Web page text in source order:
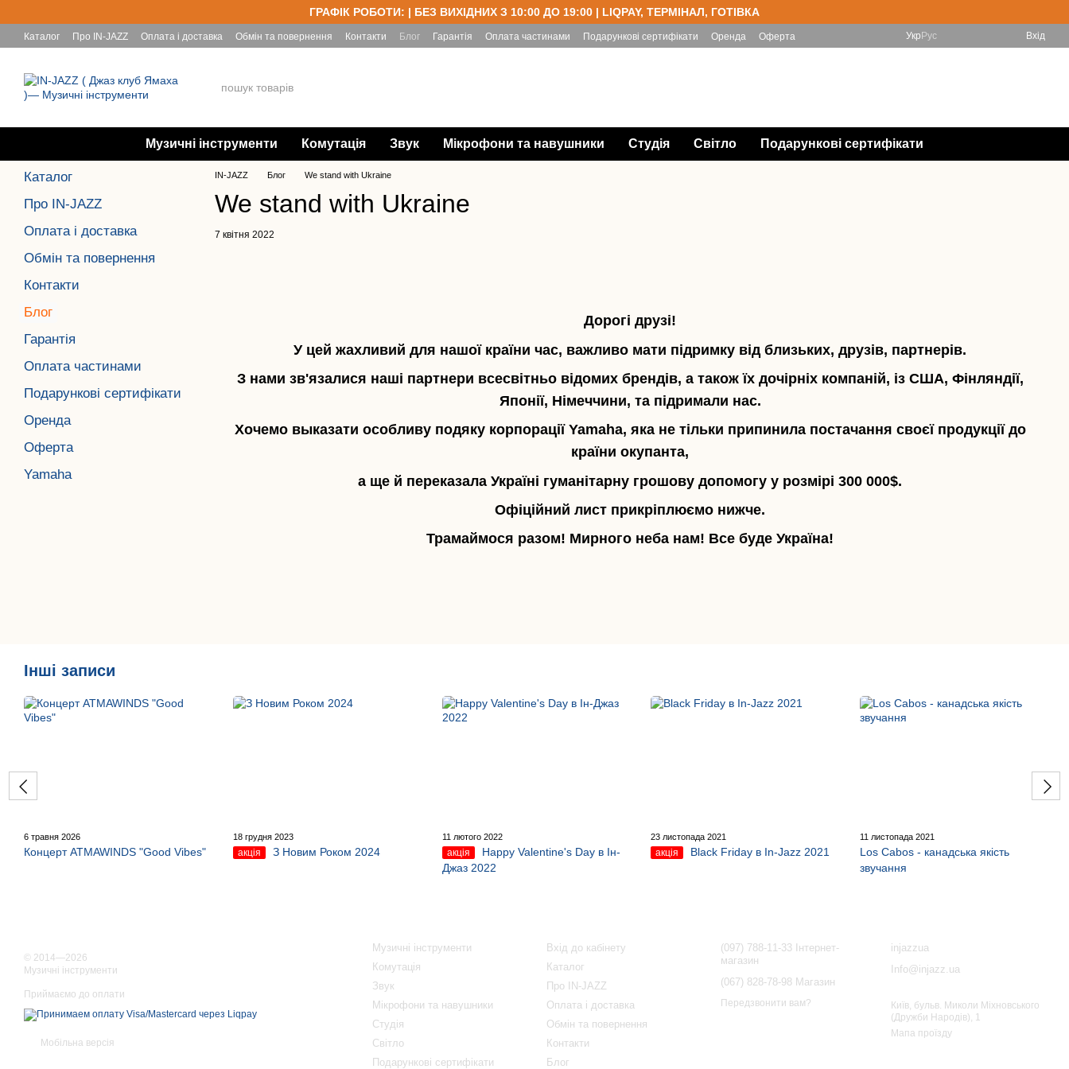
ГРАФІК РОБОТИ: | БЕЗ ВИХІДНИХ З 10:00 ДО 19:00 | LIQPAY, ТЕРМІНАЛ, ГОТІВКА
Каталог Про IN-JAZZ Оплата і доставка Обмін та повернення Контакти Блог Гарантія Оплата частинами Подарункові сертифікати Оренда
Оферта
Укр Рус Вхід
Музичні інструменти Комутація Звук Мікрофони та навушники Студія Світло Подарункові сертифікати
IN-JAZZ Блог We stand with Ukraine
We stand with Ukraine
7 квітня 2022
Дорогі друзі!
У цей жахливий для нашої країни час, важливо мати підримку від близьких, друзів, партнерів.
З нами зв'язалися наші партнери всесвітньо відомих брендів, а також їх дочірніх компаній, із США, Фінляндії,
Японії, Німеччини, та підримали нас.
Хочемо выказати особливу подяку корпорації Yamaha, яка не тільки припинила постачання своєї продукції до
країни окупанта,
а ще й переказала Україні гуманітарну грошову допомогу у розмірі 300 000$.
Офіційний лист прикріплюємо нижче.
Трамаймося разом! Мирного неба нам! Все буде Україна!
Каталог
Про IN-JAZZ
Оплата і доставка
Обмін та повернення
Контакти
Блог
Гарантія
Оплата частинами
Подарункові сертифікати
Оренда
Оферта
Yamaha
Інші записи
6 травня 2026
Концерт ATMAWINDS "Good Vibes"
18 грудня 2023
акція З Новим Роком 2024
11 лютого 2022
акція
Happy Valentine's Day в Ін-
Джаз 2022
23 листопада 2021
акція Black Friday в In-Jazz 2021
11 листопада 2021
Los Cabos - канадська якість
звучання
© 2014—2026
Музичні інструменти
Приймаємо до оплати
Мобільна версія
Музичні інструменти
Комутація
Звук
Мікрофони та навушники
Студія
Світло
Подарункові сертифікати
Вхід до кабінету
Каталог
Про IN-JAZZ
Оплата і доставка
Обмін та повернення
Контакти
Блог
(097) 788-11-33 Інтернет-
магазин
(067) 828-78-98 Магазин
Передзвонити вам?
injazzua
Info@injazz.ua
Київ, бульв. Миколи Міхновського
(Дружби Народів), 1
Мапа проїзду